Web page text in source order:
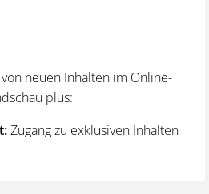
von neuen Inhalten im Online-
plus:
Zugang zu exklusiven Inhalten
– von aktuellen Regelungen
und Ruhezeiten,